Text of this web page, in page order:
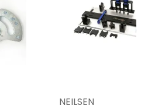
NEILSEN